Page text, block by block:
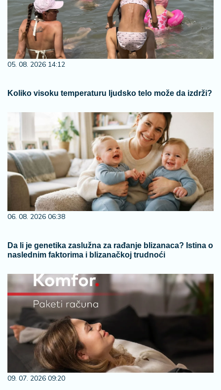
05. 08. 2026 14:12
Koliko visoku temperaturu ljudsko telo može da izdrži?
06. 08. 2026 06:38
Da li je genetika zaslužna za rađanje blizanaca? Istina o
naslednim faktorima i blizanačkoj trudnoći
09. 07. 2026 09:20